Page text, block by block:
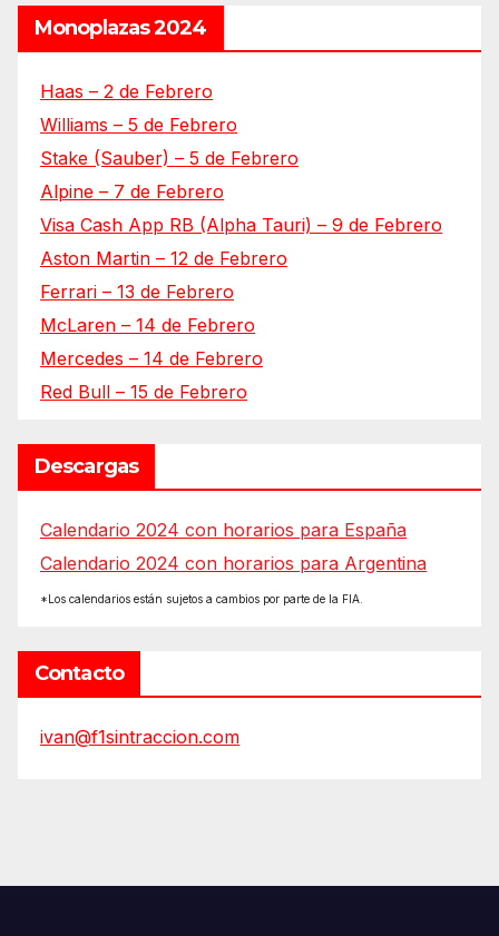
Monoplazas 2024
Haas – 2 de Febrero
Williams – 5 de Febrero
Stake (Sauber) – 5 de Febrero
Alpine – 7 de Febrero
Visa Cash App RB (Alpha Tauri) – 9 de Febrero
Aston Martin – 12 de Febrero
Ferrari – 13 de Febrero
McLaren – 14 de Febrero
Mercedes – 14 de Febrero
Red Bull – 15 de Febrero
Descargas
Calendario 2024 con horarios para España
Calendario 2024 con horarios para Argentina
*Los calendarios están sujetos a cambios por parte de la FIA.
Contacto
ivan@f1sintraccion.com